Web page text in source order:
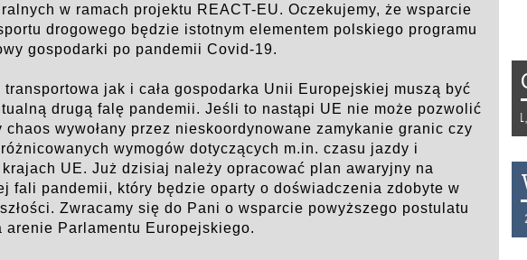
w ramach projektu REACT-EU. Oczekujemy, że wsparcie
drogowego będzie istotnym elementem polskiego programu
gospodarki po pandemii Covid-19.
transportowa jak i cała gospodarka Unii Europejskiej muszą być
drugą falę pandemii. Jeśli to nastąpi UE nie może pozwolić
wywołany przez nieskoordynowane zamykanie granic czy
wymogów dotyczących m.in. czasu jazdy i
UE. Już dzisiaj należy opracować plan awaryjny na
fali pandemii, który będzie oparty o doświadczenia zdobyte w
Zwracamy się do Pani o wsparcie powyższego postulatu
arenie Parlamentu Europejskiego.
Tydzień 42/2019 r. Niemcy EUR
THB 0.1129 USD 3.7324 AUD